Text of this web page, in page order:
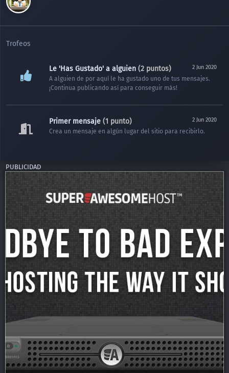
Trofeos
2 Jun 2020
Le 'Has Gustado' a alguien (2 puntos)
A alguien de por aquí le ha gustado uno de tus mensajes.
¡Continua publicando así para conseguir más!
2 Jun 2020
Primer mensaje (1 punto)
Crea un mensaje en algún lugar del sitio para recibirlo.